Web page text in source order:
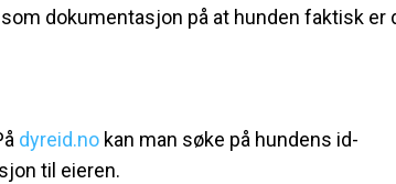
dokumentasjon på at hunden faktisk er
dyreid.no kan man søke på hundens id-
til eieren.